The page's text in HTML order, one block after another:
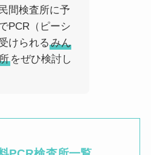
間検査所に予
PCR（ピーシ
けられる みん
をぜひ検討し